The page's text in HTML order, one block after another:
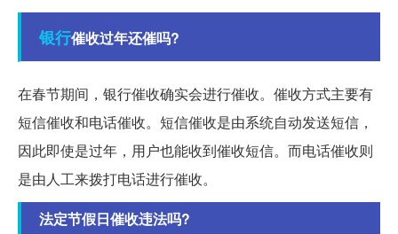
银行催收过年还催吗?
在春节期间，银行催收确实会进行催收。催收方式主要有
短信催收和电话催收。短信催收是由系统自动发送短信，
因此即使是过年，用户也能收到催收短信。而电话催收则
是由人工来拨打电话进行催收。
法定节假日催收违法吗?